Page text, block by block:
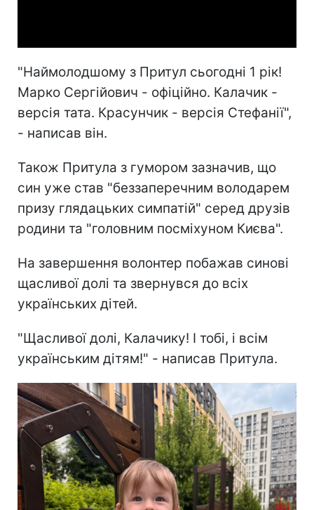
"Наймолодшому з Притул сьогодні 1 рік!
Марко Сергійович - офіційно. Калачик -
версія тата. Красунчик - версія Стефанії",
- написав він.
Також Притула з гумором зазначив, що
син уже став "беззаперечним володарем
призу глядацьких симпатій" серед друзів
родини та "головним посміхуном Києва".
На завершення волонтер побажав синові
щасливої долі та звернувся до всіх
українських дітей.
"Щасливої долі, Калачику! І тобі, і всім
українським дітям!" - написав Притула.